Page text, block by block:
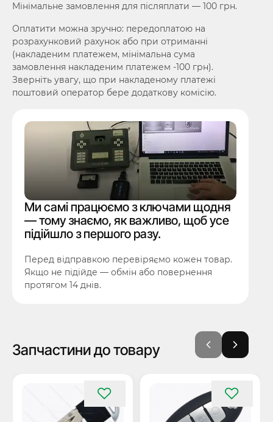
Мінімальне замовлення для післяплати — 100 грн.
Оплатити можна зручно: передоплатою на
розрахунковий рахунок або при отриманні
(накладеним платежем, мінімальна сума
замовлення накладеним платежем -100 грн).
Зверніть увагу, що при накладеному платежі
поштовий оператор бере додаткову комісію.
Ми самі працюємо з ключами щодня
— тому знаємо, як важливо, щоб усе
підійшло з першого разу.
Перед відправкою перевіряємо кожен товар.
Якщо не підійде — обмін або повернення
протягом 14 днів.
Запчастини до товару